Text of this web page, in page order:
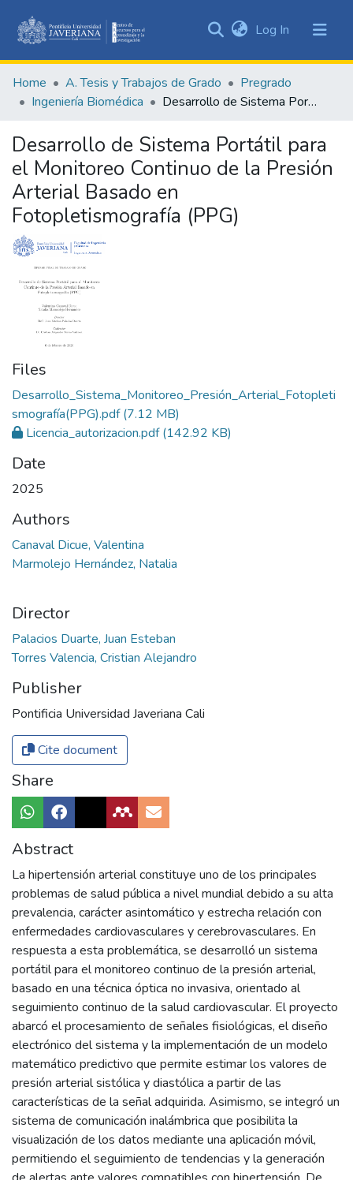
&
Collections
Statistics
Log In (current)
Home A. Tesis y Trabajos de Grado
Pregrado
Ingeniería Biomédica
Desarrollo de Sistema Portátil para el Monitoreo Continuo de la Presión Arterial Basado en Fotopletismografía (PPG)
Desarrollo de Sistema Portátil para
el Monitoreo Continuo de la Presión
Arterial Basado en
Fotopletismografía (PPG)
Files
Desarrollo_Sistema_Monitoreo_Presión_Arterial_Fotopleti
smografía(PPG).pdf(7.12 MB)
Licencia_autorizacion.pdf(142.92 KB)
Date
2025
Authors
Canaval Dicue, Valentina
Marmolejo Hernández, Natalia
Director
Palacios Duarte, Juan Esteban
Torres Valencia, Cristian Alejandro
Publisher
Pontificia Universidad Javeriana Cali
Cite document
Share
Abstract
La hipertensión arterial constituye uno de los principales
problemas de salud pública a nivel mundial debido a su alta
prevalencia, carácter asintomático y estrecha relación con
enfermedades cardiovasculares y cerebrovasculares. En
respuesta a esta problemática, se desarrolló un sistema
portátil para el monitoreo continuo de la presión arterial,
basado en una técnica óptica no invasiva, orientado al
seguimiento continuo de la salud cardiovascular. El proyecto
abarcó el procesamiento de señales fisiológicas, el diseño
electrónico del sistema y la implementación de un modelo
matemático predictivo que permite estimar los valores de
presión arterial sistólica y diastólica a partir de las
características de la señal adquirida. Asimismo, se integró un
sistema de comunicación inalámbrica que posibilita la
visualización de los datos mediante una aplicación móvil,
permitiendo el seguimiento de tendencias y la generación